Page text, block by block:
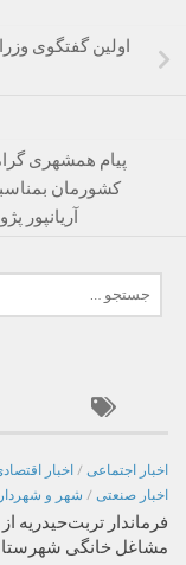
اولین گفتگوی
پیام همشهری
کشورمان
آریانپور
برای:
اخبار اجتماعی / اخبار
اخبار صنعتی / شهر و
مشاغل خانگی